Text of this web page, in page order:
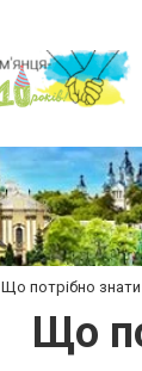
Що потрібно
Що